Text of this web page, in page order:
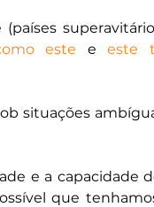
este e este
situações
e a capacidade
que